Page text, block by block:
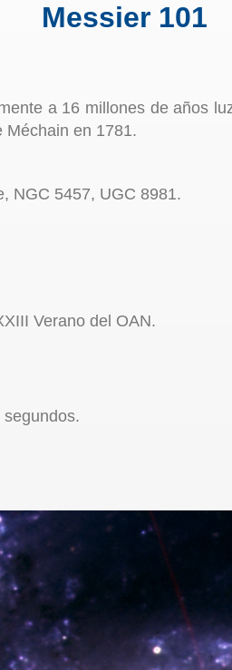
Messier 101
a 16 millones de años
Méchain en 1781.
NGC 5457, UGC 8981.
Verano del OAN.